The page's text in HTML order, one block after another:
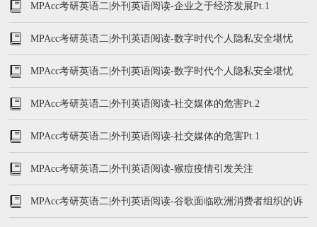
MPAcc考研英语二|外刊英语阅读-企业之于经济发展Pt.1
MPAcc考研英语二|外刊英语阅读-数字时代个人隐私安全堪忧
Pt.2
MPAcc考研英语二|外刊英语阅读-数字时代个人隐私安全堪忧
Pt.1
MPAcc考研英语二|外刊英语阅读-社交媒体的危害Pt.2
MPAcc考研英语二|外刊英语阅读-社交媒体的危害Pt.1
MPAcc考研英语二|外刊英语阅读-猴痘疫情引发关注
MPAcc考研英语二|外刊英语阅读-谷歌面临欧洲消费者组织的诉